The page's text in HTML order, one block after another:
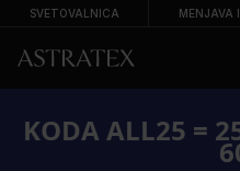
SVETOVALNICA MENJAVA
KODA ALL25 =